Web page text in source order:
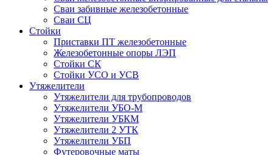
Сваи забивные железобетонные
Сваи СЦ
Стойки
Приставки ПТ железобетонные
Железобетонные опоры ЛЭП
Стойки СК
Стойки УСО и УСВ
Утяжелители
Утяжелители для трубопроводов
Утяжелители УБО-М
Утяжелители УБКМ
Утяжелители 2 УТК
Утяжелители УБП
Футеровочные маты